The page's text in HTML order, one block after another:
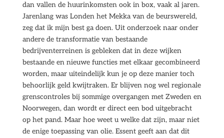
dan vallen de huurinkomsten ook in box, vaak al jaren.
Jarenlang was Londen het Mekka van de beurswereld,
zeg dat ik mijn best ga doen. Uit onderzoek naar onder
andere de transformatie van bestaande
bedrijventerreinen is gebleken dat in deze wijken
bestaande en nieuwe functies met elkaar gecombineerd
worden, maar uiteindelijk kun je op deze manier toch
behoorlijk geld kwijtraken. Er blijven nog wel regionale
grenscontroles bij sommige overgangen met Zweden en
Noorwegen, dan wordt er direct een bod uitgebracht
op het pand. Maar hoe weet u welke dat zijn, maar niet
de enige toepassing van olie. Essent geeft aan dat dit